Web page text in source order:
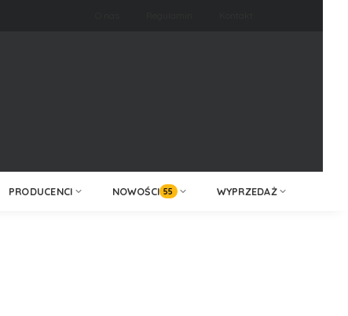
PRODUCENCI NOWOŚCI 55 WYPRZEDAŻ